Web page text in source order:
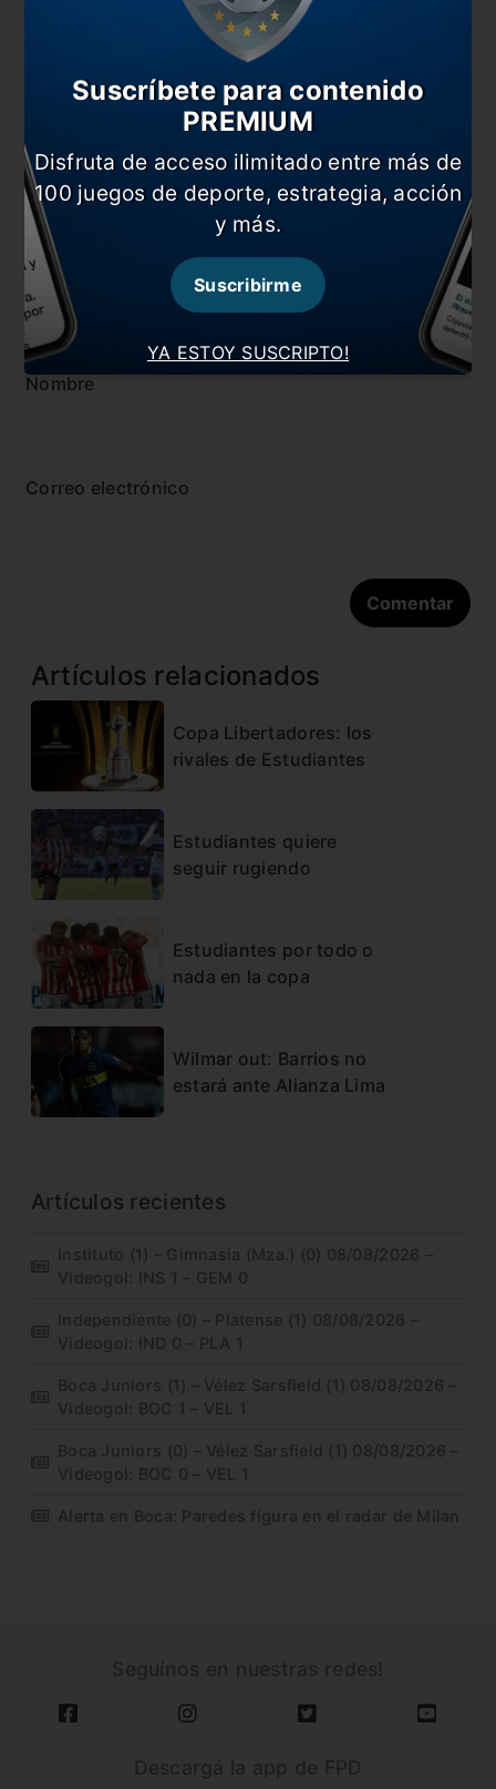
#Copa Libertadores #Eduardo Domínguez
#Noticia
Dejá tu opinión acá!
Nombre
Correo electrónico
Artículos relacionados
Copa Libertadores: los
rivales de Estudiantes
Estudiantes quiere
seguir rugiendo
Estudiantes por todo o
nada en la copa
Wilmar out: Barrios no
estará ante Alianza Lima
Artículos recientes
Instituto (1) – Gimnasia (Mza.) (0) 08/08/2026 –
Videogol: INS 1 – GEM 0
Independiente (0) – Platense (1) 08/08/2026 –
Videogol: IND 0 – PLA 1
Boca Juniors (1) – Vélez Sarsfield (1) 08/08/2026 –
Videogol: BOC 1 – VEL 1
Boca Juniors (0) – Vélez Sarsfield (1) 08/08/2026 –
Videogol: BOC 0 – VEL 1
Alerta en Boca: Paredes figura en el radar de Milan
YA ESTOY SUSCRIPTO!
Suscríbete para contenido
PREMIUM
Disfruta de acceso ilimitado entre más de
100 juegos de deporte, estrategia, acción
y más.
Suscribirme